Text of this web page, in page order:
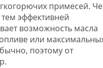
примесей.
эффективней
возможность масла
или
поэтому от